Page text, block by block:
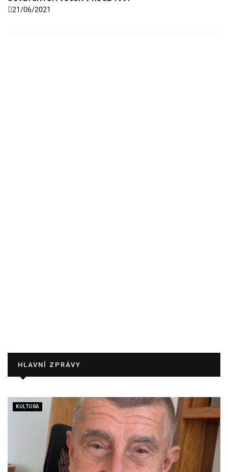
21/06/2021
HLAVNÍ ZPRÁVY
KULTURA